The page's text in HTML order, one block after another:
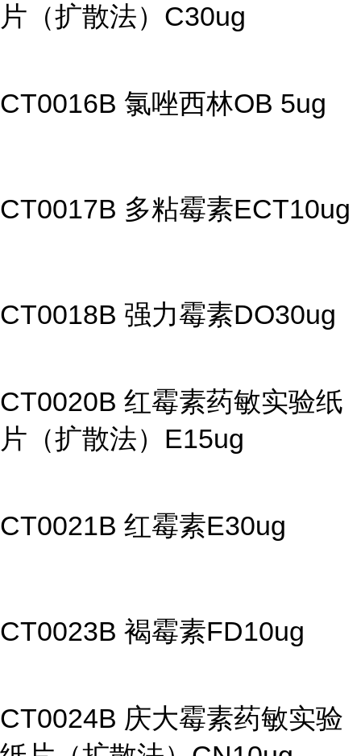
片（扩散法）C30ug
CT0016B 氯唑西林OB 5ug
CT0017B 多粘霉素ECT10ug
CT0018B 强力霉素DO30ug
CT0020B 红霉素药敏实验纸
片（扩散法）E15ug
CT0021B 红霉素E30ug
CT0023B 褐霉素FD10ug
CT0024B 庆大霉素药敏实验